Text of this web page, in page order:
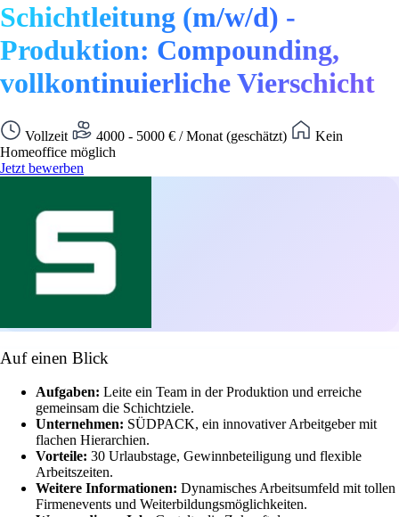
Schichtleitung (m/w/d) -
Produktion: Compounding,
vollkontinuierliche Vierschicht
Vollzeit 4000 - 5000 € / Monat (geschätzt)
Kein
Homeoffice möglich
Jetzt bewerben
Auf einen Blick
Aufgaben: Leite ein Team in der Produktion und erreiche
gemeinsam die Schichtziele.
Unternehmen: SÜDPACK, ein innovativer Arbeitgeber mit
flachen Hierarchien.
Vorteile: 30 Urlaubstage, Gewinnbeteiligung und flexible
Arbeitszeiten.
Weitere Informationen: Dynamisches Arbeitsumfeld mit tollen
Firmenevents und Weiterbildungsmöglichkeiten.